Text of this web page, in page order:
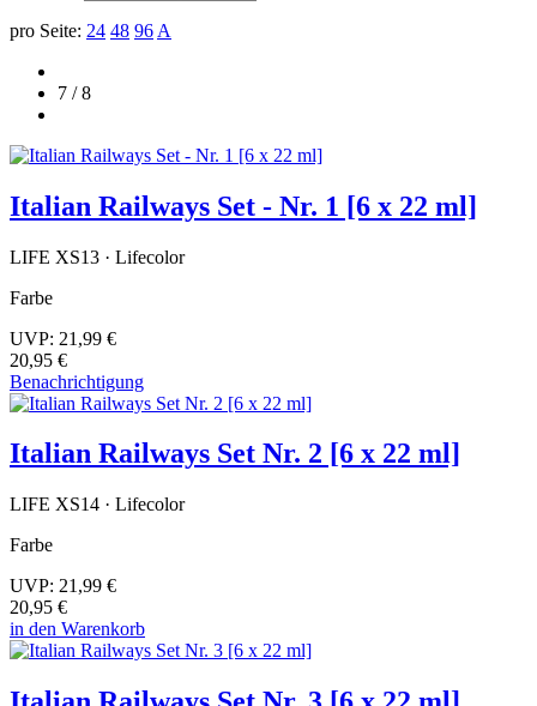
pro Seite: 24 48 96 A
7 / 8
Italian Railways Set - Nr. 1 [6 x 22 ml]
LIFE XS13 · Lifecolor
Farbe
UVP: 21,99 €
20,95 €
Benachrichtigung
Italian Railways Set Nr. 2 [6 x 22 ml]
LIFE XS14 · Lifecolor
Farbe
UVP: 21,99 €
20,95 €
in den Warenkorb